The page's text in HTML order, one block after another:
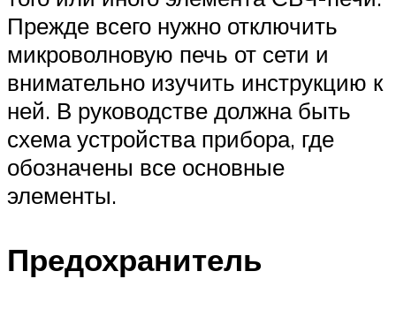
Прежде всего нужно отключить
микроволновую печь от сети и
внимательно изучить инструкцию к
ней. В руководстве должна быть
схема устройства прибора, где
обозначены все основные
элементы.
Предохранитель